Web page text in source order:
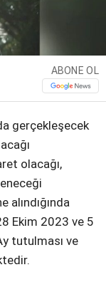
İhbar Hattı
ABONE OL
gerçekleşecek
olacağı,
Ekim 2023 ve 5
tutulması ve